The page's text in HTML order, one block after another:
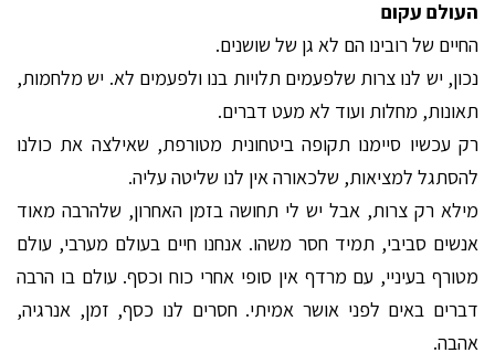
העולם עקום
החיים של רובינו הם לא גן של שושנים.
נכון, יש לנו צרות שלפעמים תלויות בנו ולפעמים לא. יש מלחמות,
תאונות, מחלות ועוד לא מעט דברים.
רק עכשיו סיימנו תקופה ביטחונית מטורפת, שאילצה את כולנו
להסתגל למציאות, שלכאורה אין לנו שליטה עליה.
מילא רק צרות, אבל יש לי תחושה בזמן האחרון, שלהרבה מאוד
אנשים סביבי, תמיד חסר משהו. אנחנו חיים בעולם מערבי, עולם
מטורף בעיניי, עם מרדף אין סופי אחרי כוח וכסף. עולם בו הרבה
דברים באים לפני אושר אמיתי. חסרים לנו כסף, זמן, אנרגיה,
אהבה.